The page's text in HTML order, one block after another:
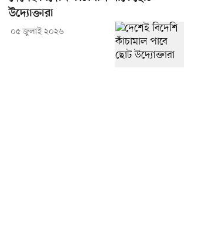
উদ্যোক্তারা
০৫ জুলাই ২০২৬